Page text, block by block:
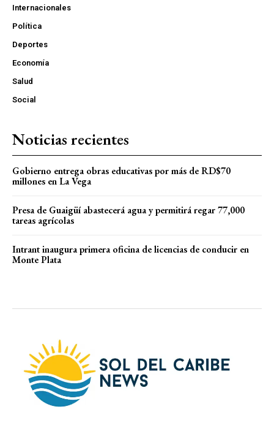
Internacionales
Política
Deportes
Economía
Salud
Social
Noticias recientes
Gobierno entrega obras educativas por más de RD$70
millones en La Vega
Presa de Guaigüí abastecerá agua y permitirá regar 77,000
tareas agrícolas
Intrant inaugura primera oficina de licencias de conducir en
Monte Plata